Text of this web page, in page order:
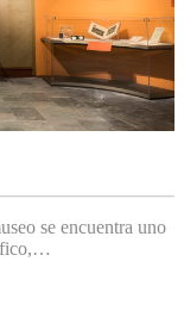
se encuentra uno